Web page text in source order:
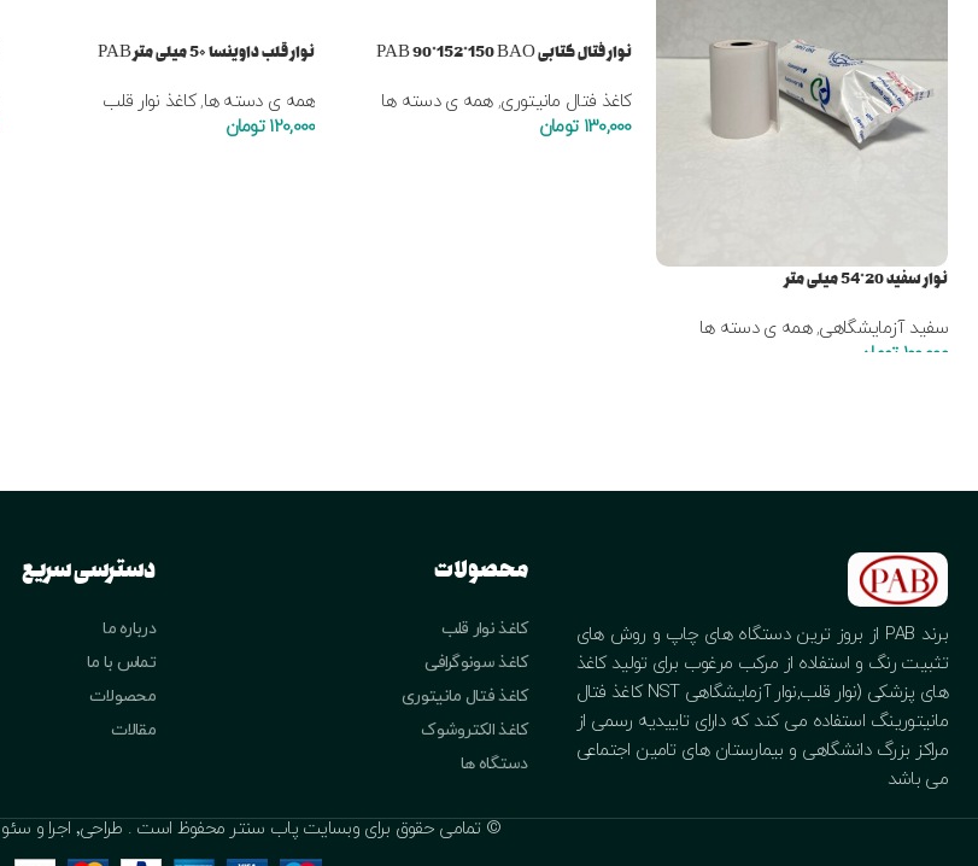
نوار سفید 20*54 میلی متر
سفید آزمایشگاهی,همه ی دسته ها
100,000 تومان
نوار فتال کتابی PAB 90*152*150 BAO
کاغذ فتال مانیتوری,همه ی دسته ها
130,000 تومان
نوار قلب داوینسا 5۰ میلی متر PAB
همه ی دسته ها,کاغذ نوار قلب
120,000 تومان
برند PAB از بروز ترین دستگاه های چاپ و روش های
تثبیت رنگ و استفاده از مرکب مرغوب برای تولید کاغذ
های پزشکی (نوار قلب,نوار آزمایشگاهی NST کاغذ فتال
مانیتورینگ استفاده می کند که دارای تاییدیه رسمی از
مراکز بزرگ دانشگاهی و بیمارستان های تامین اجتماعی
می باشد
محصولات
کاغذ نوار قلب
کاغذ سونوگرافی
کاغذ فتال مانیتوری
کاغذ الکتروشوک
دستگاه ها
دسترسی سریع
درباره ما
تماس با ما
محصولات
مقالات
© تمامی حقوق برای وبسایت پاب سنتر محفوظ است . طراحی٬ اجرا و سئو توسط